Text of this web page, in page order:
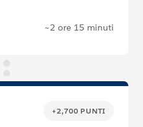
~2 ore 15 minuti
+2,700 PUNTI